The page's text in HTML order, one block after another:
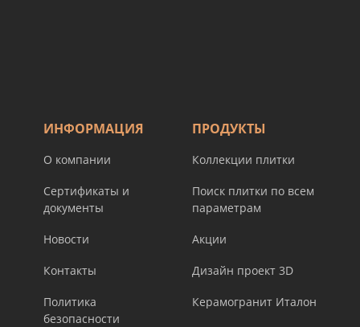
ИНФОРМАЦИЯ
О компании
Сертификаты и
документы
Новости
Контакты
Политика
безопасности
ПРОДУКТЫ
Коллекции плитки
Поиск плитки по всем
параметрам
Акции
Дизайн проект 3D
Керамогранит Италон